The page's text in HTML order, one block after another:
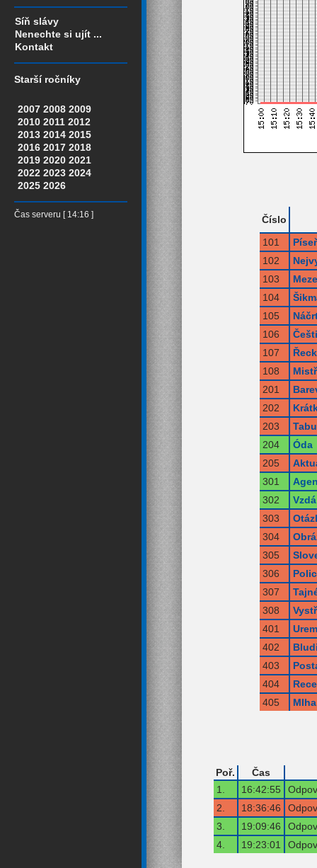
Síň slávy
Nenechte si ujít ...
Kontakt
Starší ročníky
2007 2008 2009
2010 2011 2012
2013 2014 2015
2016 2017 2018
2019 2020 2021
2022 2023 2024
2025 2026
Čas serveru [ 14:16 ]
Číslo
101
102
103
104
105
106
107
108
201
202
203
204
Óda
205
301
302
303
304
305
306
307
308
401
402
403
404
405
Mlha
Poř.
Čas
1.
16:42:55
2.
18:36:46
3.
19:09:46
4.
19:23:01